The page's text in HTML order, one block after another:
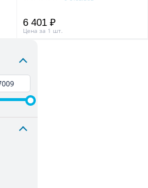
6 401 ₽
Цена за 1 шт.